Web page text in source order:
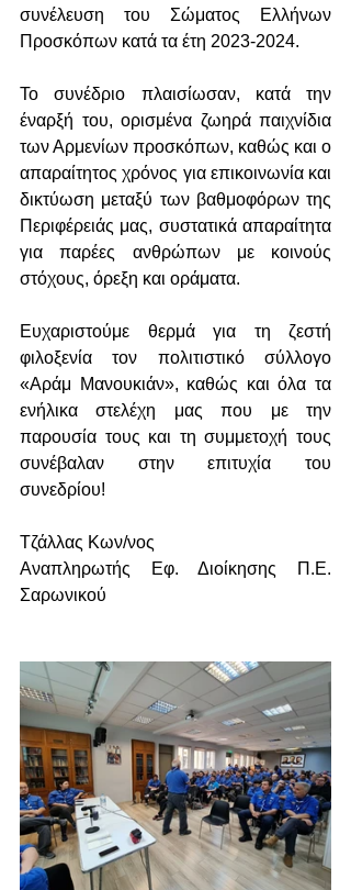
συνέλευση του Σώματος Ελλήνων
Προσκόπων κατά τα έτη 2023-2024.
Το συνέδριο πλαισίωσαν, κατά την
έναρξή του, ορισμένα ζωηρά παιχνίδια
των Αρμενίων προσκόπων, καθώς και ο
απαραίτητος χρόνος για επικοινωνία και
δικτύωση μεταξύ των βαθμοφόρων της
Περιφέρειάς μας, συστατικά απαραίτητα
για παρέες ανθρώπων με κοινούς
στόχους, όρεξη και οράματα.
Ευχαριστούμε θερμά για τη ζεστή
φιλοξενία τον πολιτιστικό σύλλογο
«Αράμ Μανουκιάν», καθώς και όλα τα
ενήλικα στελέχη μας που με την
παρουσία τους και τη συμμετοχή τους
συνέβαλαν στην επιτυχία του
συνεδρίου!
Τζάλλας Κων/νος
Αναπληρωτής Εφ. Διοίκησης Π.Ε.
Σαρωνικού